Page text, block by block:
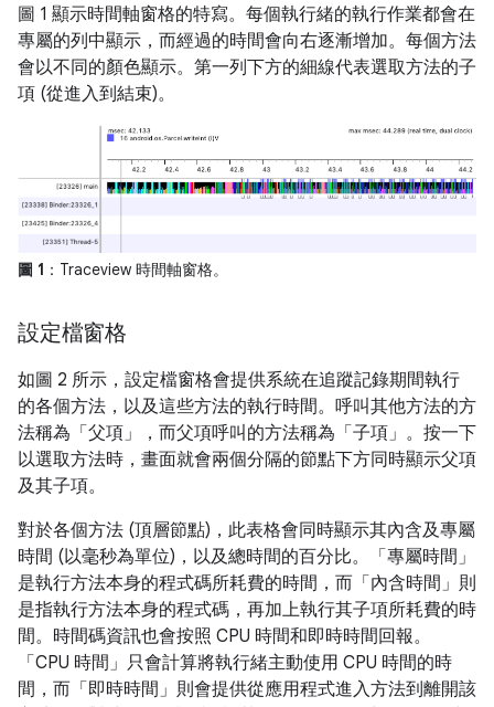
圖 1 顯示時間軸窗格的特寫。每個執行緒的執行作業都會在
專屬的列中顯示，而經過的時間會向右逐漸增加。每個方法
會以不同的顏色顯示。第一列下方的細線代表選取方法的子
項 (從進入到結束)。
圖 1 ：Traceview 時間軸窗格。
設定檔窗格
如圖 2 所示，設定檔窗格會提供系統在追蹤記錄期間執行
的各個方法，以及這些方法的執行時間。呼叫其他方法的方
法稱為「父項」
，而父項呼叫的方法稱為「子項」 。按一下
以選取方法時，畫面就會兩個分隔的節點下方同時顯示父項
及其子項。
對於各個方法 (頂層節點)，此表格會同時顯示其內含及專屬
時間 (以毫秒為單位)，以及總時間的百分比。「專屬時間」
是執行方法本身的程式碼所耗費的時間，而「內含時間」 則
是指執行方法本身的程式碼，再加上執行其子項所耗費的時
間。時間碼資訊也會按照 CPU 時間和即時時間回報。
「CPU 時間」 只會計算將執行緒主動使用 CPU 時間的時
間，而「即時時間」 則會提供從應用程式進入方法到離開該